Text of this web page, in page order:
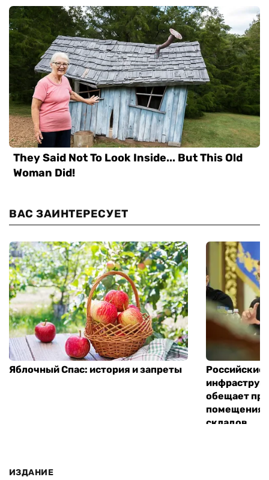
ВАС ЗАИНТЕРЕСУЕТ
Яблочный Спас: история и запреты
Российские
обещает
помещения
складов
ИЗДАНИЕ